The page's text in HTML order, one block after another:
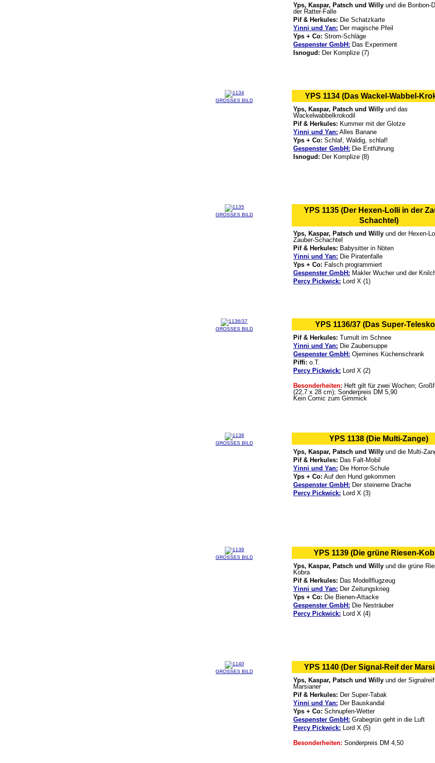
Yps, Kaspar, Patsch und Willy und die Bonbon-
der Ratter-Falle
Pif & Herkules: Die Schatzkarte
Yinni und Yan: Der magische Pfeil
Yps + Co: Strom-Schläge
Gespenster GmbH: Das Experiment
Isnogud: Der Komplize (7)
GROSSES BILD
YPS 1134 (Das Wackel-Wabbel-
Yps, Kaspar, Patsch und Willy und das
Wackelwabbelkrokodil
Pif & Herkules: Kummer mit der Glotze
Yinni und Yan: Alles Banane
Yps + Co: Schlaf, Waldig, schlaf!
Gespenster GmbH: Die Entführung
Isnogud: Der Komplize (8)
GROSSES BILD
YPS 1135 (Der Hexen-Lolli in der
Schachtel)
Yps, Kaspar, Patsch und Willy und der Hexen-
Zauber-Schachtel
Pif & Herkules: Babysitter in Nöten
Yinni und Yan: Die Piratenfalle
Yps + Co: Falsch programmiert
Gespenster GmbH: Makler Wucher und der
Percy Pickwick: Lord X (1)
GROSSES BILD
YPS 1136/37 (Das Super-
Pif & Herkules: Tumult im Schnee
Yinni und Yan: Die Zaubersuppe
Gespenster GmbH: Ojemines Küchenschrank
Piffi: o.T.
Percy Pickwick: Lord X (2)
Besonderheiten: Heft gilt für zwei Wochen;
(22,7 x 28 cm); Sonderpreis DM 5,90
Kein Comic zum Gimmick
GROSSES BILD
YPS 1138 (Die Multi-Zange)
Yps, Kaspar, Patsch und Willy und die Multi-
Pif & Herkules: Das Falt-Mobil
Yinni und Yan: Die Horror-Schule
Yps + Co: Auf den Hund gekommen
Gespenster GmbH: Der steinerne Drache
Percy Pickwick: Lord X (3)
GROSSES BILD
YPS 1139 (Die grüne Riesen-
Yps, Kaspar, Patsch und Willy und die grüne
Kobra
Pif & Herkules: Das Modellflugzeug
Yinni und Yan: Der Zeitungskrieg
Yps + Co: Die Bienen-Attacke
Gespenster GmbH: Die Nesträuber
Percy Pickwick: Lord X (4)
GROSSES BILD
YPS 1140 (Der Signal-Reif der
Yps, Kaspar, Patsch und Willy und der
Marsianer
Pif & Herkules: Der Super-Tabak
Yinni und Yan: Der Bauskandal
Yps + Co: Schnupfen-Wetter
Gespenster GmbH: Grabegrün geht in die Luft
Percy Pickwick: Lord X (5)
Besonderheiten: Sonderpreis DM 4,50